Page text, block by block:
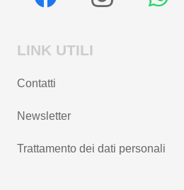
LINK UTILI
Contatti
Newsletter
Trattamento dei dati personali